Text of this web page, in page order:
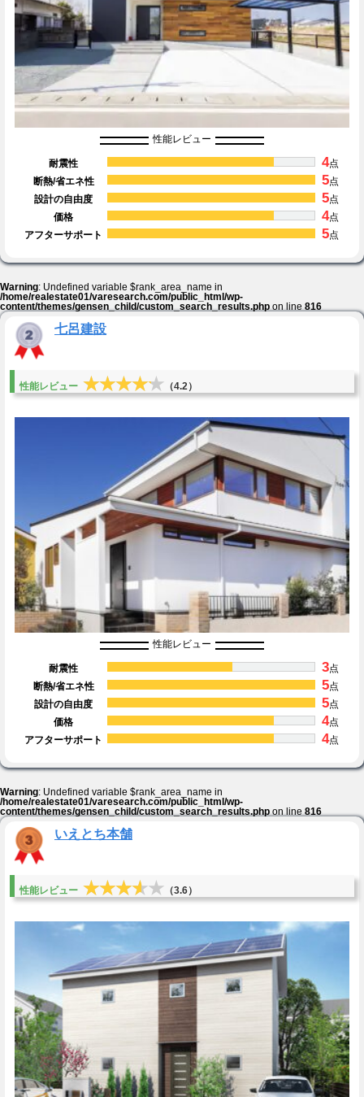
性能レビュー
耐震性 4点
断熱/省エネ性
5点
設計の自由度
5点
価格
4点
アフターサポート
5点
Warning: Undefined variable $rank_area_name in
/home/realestate01/varesearch.com/public_html/wp-
content/themes/gensen_child/custom_search_results.phpon line816
七呂建設
性能レビュー ★★★★★
★★★★★ （4.2）
性能レビュー
耐震性 3点
断熱/省エネ性
5点
設計の自由度
5点
価格
4点
アフターサポート
4点
Warning: Undefined variable $rank_area_name in
/home/realestate01/varesearch.com/public_html/wp-
content/themes/gensen_child/custom_search_results.php on line 816
いえとち本舗
性能レビュー ★★★★★
★★★★★ （3.6）